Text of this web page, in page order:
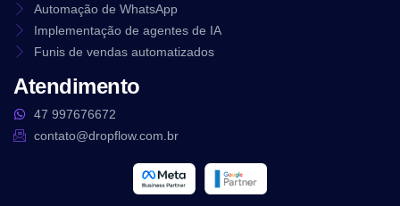
Automação de WhatsApp
Implementação de agentes de IA
Funis de vendas automatizados
Atendimento
47 997676672
contato@dropflow.com.br